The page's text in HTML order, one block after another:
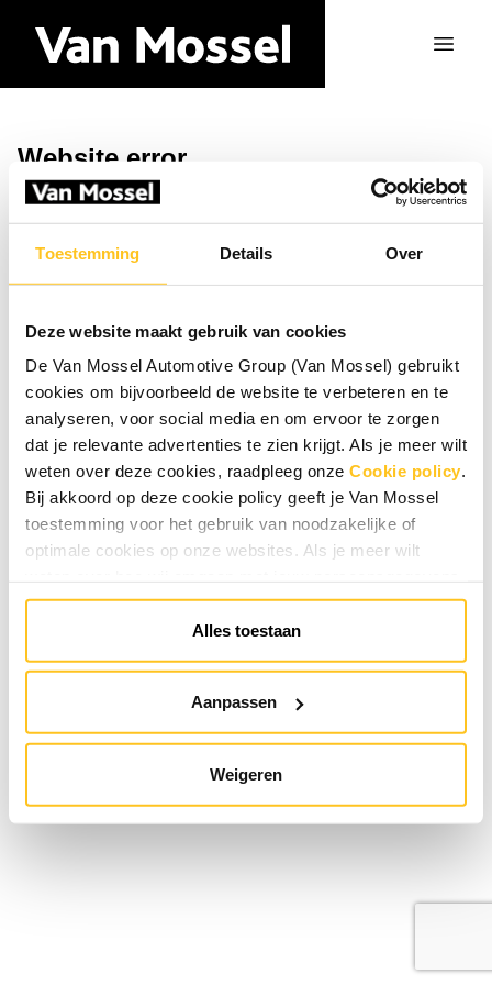
Toestemming Details Over
Deze website maakt gebruik van cookies
De Van Mossel Automotive Group (Van Mossel) gebruikt
cookies om bijvoorbeeld de website te verbeteren en te
analyseren, voor social media en om ervoor te zorgen
dat je relevante advertenties te zien krijgt. Als je meer wilt
weten over deze cookies, raadpleeg onze Cookie policy.
Bij akkoord op deze cookie policy geeft je Van Mossel
toestemming voor het gebruik van noodzakelijke of
optimale cookies op onze websites. Als je meer wilt
raadpleeg onzePrivacyverklaring. Je kunt de cookie
instellingen te allen tijde aanpassen via de link onderaan
de website.
Alles toestaan
Aanpassen
Weigeren
Website error